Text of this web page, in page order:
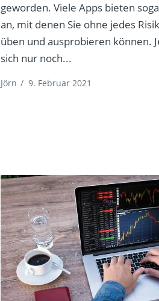
geworden. Viele Apps bieten
an, mit denen Sie ohne jedes
üben und ausprobieren können.
sich nur noch...
Jörn / 9. Februar 2021